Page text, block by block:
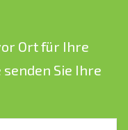
Ort für Ihre
Sie Ihre